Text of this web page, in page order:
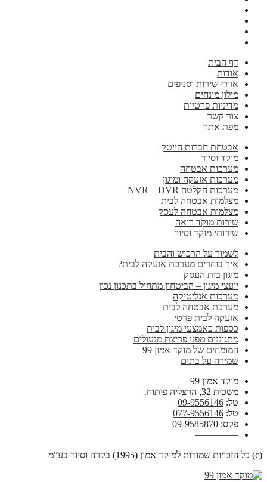
דף הבית
אודות
אזורי שירות וסניפים
מילון מונחים
מדיניות פרטיות
צור קשר
מפת אתר
אבטחת חברות הייטק
מוקד וסיור
מערכות אבטחה
מערכות אזעקה ומיגון
מערכות הקלטה NVR – DVR
מצלמות אבטחה לבית
מצלמות אבטחה לעסק
שירות מוקד רואה
שירותי מוקד וסיור
לשמור על הרכוש והבית
איך בוחרים מערכת אזעקה לבית?
מיגון בית העסק
יועצי מיגון – הביטחון מתחיל בתכנון נכון
מערכות אנליטיקה
מערכת אבטחה לבית
אזעקה לבית פרטי
כספות כאמצעי מיגון לבית
מתגוננים מפני פריצת מנעולים
המומחים של מוקד אמון 99
שמירה על בתים
מוקד אמון 99
משכית 32, הרצליה פיתוח.
טל: 09-9556146
טל: 077-9556146
פקס: 09-9585870
————–
(c) כל הזכויות שמורות למוקד אמון (1995) בקרה וסיור בע”מ